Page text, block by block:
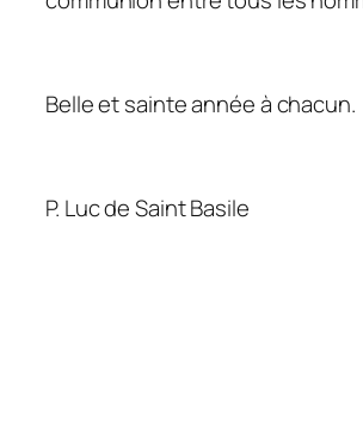
Belle et sainte année à chacun.
P. Luc de Saint Basile